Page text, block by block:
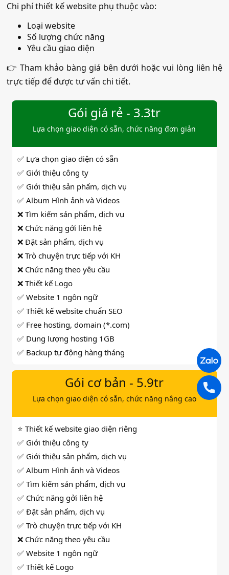
Chi phí thiết kế website phụ thuộc vào:
Loại website
Số lượng chức năng
Yêu cầu giao diện
👉 Tham khảo bàng giá bên dưới hoặc vui lòng liên hệ
trực tiếp để được tư vấn chi tiết.
Gói giá rẻ - 3.3tr
Lựa chọn giao diện có sẵn, chức năng đơn giản
✅ Lựa chọn giao diện có sẵn
✅ Giới thiệu công ty
✅ Giới thiệu sản phẩm, dịch vụ
✅ Album Hình ảnh và Videos
❌ Tìm kiếm sản phẩm, dịch vụ
❌ Chức năng gởi liên hệ
❌ Đặt sản phẩm, dịch vụ
❌ Trò chuyện trực tiếp với KH
❌ Chức năng theo yêu cầu
❌ Thiết kế Logo
✅ Website 1 ngôn ngữ
✅ Thiết kế website chuẩn SEO
✅ Free hosting, domain (*.com)
✅ Dung lượng hosting 1GB
✅ Backup tự động hàng tháng
Gói cơ bản - 5.9tr
Lựa chọn giao diện có sẵn, chức năng nâng cao
⭐ Thiết kế website giao diện riêng
✅ Giới thiệu công ty
✅ Giới thiệu sản phẩm, dịch vụ
✅ Album Hình ảnh và Videos
✅ Tìm kiếm sản phẩm, dịch vụ
✅ Chức năng gởi liên hệ
✅ Đặt sản phẩm, dịch vụ
✅ Trò chuyện trực tiếp với KH
❌ Chức năng theo yêu cầu
✅ Website 1 ngôn ngữ
✅ Thiết kế Logo